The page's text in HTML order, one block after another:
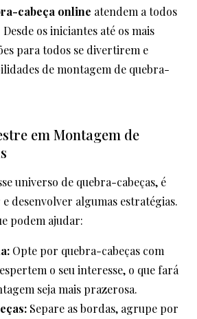
cabeça online atendem a todos
os iniciantes até os mais
para todos se divertirem e
de montagem de quebra-
em Montagem de
universo de quebra-cabeças, é
desenvolver algumas estratégias.
podem ajudar:
Opte por quebra-cabeças com
o seu interesse, o que fará
seja mais prazerosa.
Separe as bordas, agrupe por